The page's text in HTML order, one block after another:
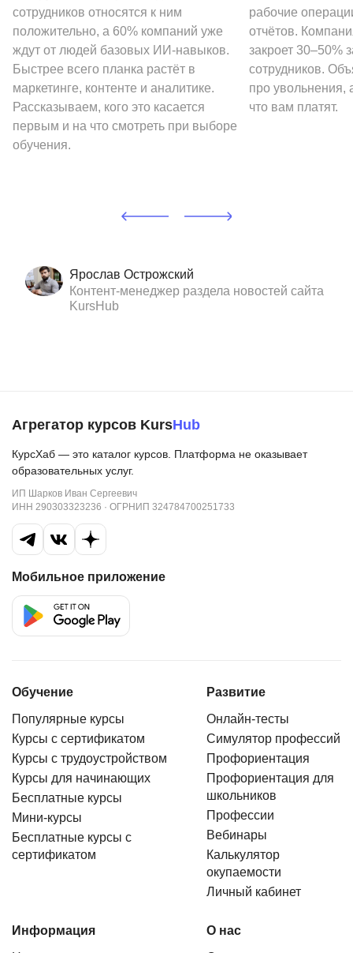
сотрудников относятся к ним
положительно, а 60% компаний уже
ждут от людей базовых ИИ-навыков.
Быстрее всего планка растёт в
маркетинге, контенте и аналитике.
Рассказываем, кого это касается
первым и на что смотреть при выборе
обучения.
рабочие
отчётов.
закроет 30–50%
сотрудников.
про увольнения,
что вам платят.
Ярослав Острожский
Контент-менеджер раздела новостей сайта
KursHub
Агрегатор курсов KursHub
КурсХаб — это каталог курсов. Платформа не оказывает
образовательных услуг.
ИП Шарков Иван Сергеевич
ИНН 290303323236 · ОГРНИП 324784700251733
Мобильное приложение
Обучение
Популярные курсы
Курсы с сертификатом
Курсы с трудоустройством
Курсы для начинающих
Бесплатные курсы
Мини-курсы
Бесплатные курсы с
сертификатом
Развитие
Онлайн-тесты
Симулятор профессий
Профориентация
Профориентация для
школьников
Профессии
Вебинары
Калькулятор
окупаемости
Личный кабинет
Информация
О нас